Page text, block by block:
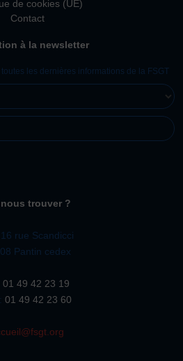
de cookies (UE)
Contact
à la newsletter
les dernières informations de la FSGT
UN
(NÉCESSAIRE)
MAIL
trouver ?
rue Scandicci
Pantin cedex
01 49 42 23 19
01 49 42 23 60